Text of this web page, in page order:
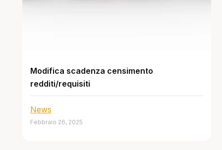
Modifica scadenza censimento
redditi/requisiti
News
Febbraio 26, 2025